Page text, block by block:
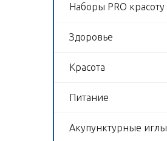
Наборы PRO красоту
Здоровье
Красота
Питание
Акупунктурные иглы